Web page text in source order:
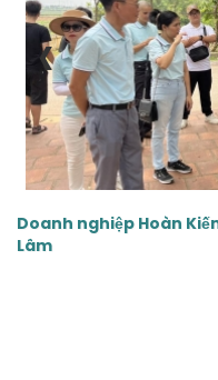
Doanh nghiệp Hoàn
Lâm
‹